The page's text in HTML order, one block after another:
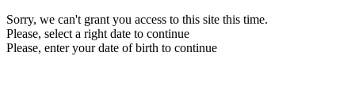
Sorry, we can't grant you access to this site this time.
Please, select a right date to continue
Please, enter your date of birth to continue